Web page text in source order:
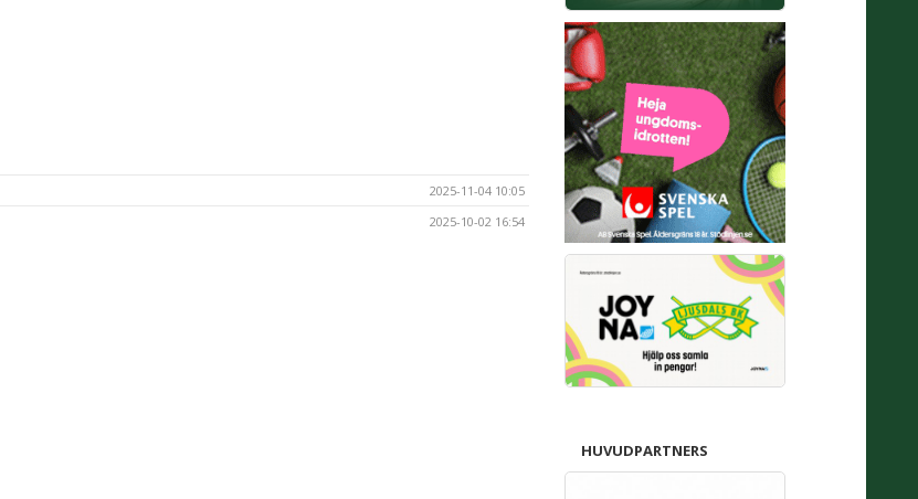
2025-11-04 10:05
2025-10-02 16:54
HUVUDPARTNERS